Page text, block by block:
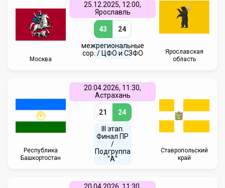
Москва
25.12.2025, 12:00,
Ярославль
43 24
межрегиональные
сор. / ЦФО и СЗФО
Ярославская
область
Республика
Башкортостан
20.04.2026, 11:30,
Астрахань
21 24
III этап.
Финал ПР
/
Подгруппа
"А"
Ставропольский
край